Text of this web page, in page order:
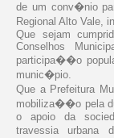
de um conv�nio
Regional Alto Vale,
Que sejam
Conselhos
participa��o
munic�pio.
Que a Prefeitura
mobiliza��o pela
o apoio da
travessia urbana